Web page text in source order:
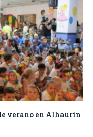
verano en Alhaurín